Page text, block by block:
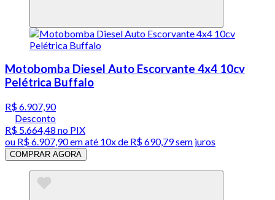
Motobomba Diesel Auto Escorvante 4x4 10cv
Pelétrica Buffalo
R$ 6.907,90
Desconto
R$ 5.664,48 no PIX
ou R$ 6.907,90em até 10x de R$ 690,79 sem juros
COMPRAR AGORA